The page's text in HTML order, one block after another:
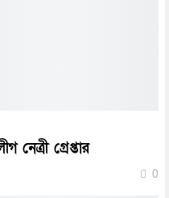
নেত্রী গ্রেপ্তার
0